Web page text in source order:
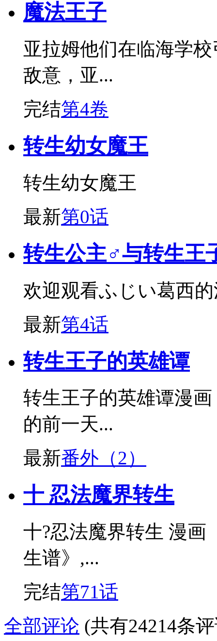
魔法王子
亚拉姆他们在临海学
敌意，亚...
完结第4卷
转生幼女魔王
转生幼女魔王
最新第0话
转生公主♂与转生王
欢迎观看ふじい葛西
最新第4话
转生王子的英雄谭
转生王子的英雄谭漫
的前一天...
最新番外（2）
十 忍法魔界转生
十?忍法魔界转生 漫画
生谱》,...
完结第71话
全部评论 (共有24214条